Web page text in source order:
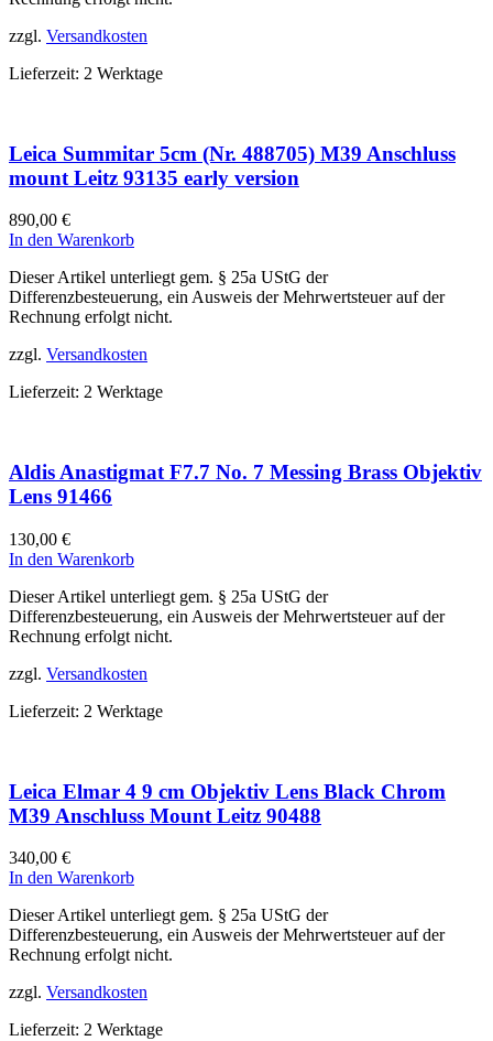
zzgl. Versandkosten
Lieferzeit: 2 Werktage
Leica Summitar 5cm (Nr. 488705) M39 Anschluss
mount Leitz 93135 early version
890,00 €
In den Warenkorb
Dieser Artikel unterliegt gem. § 25a UStG der
Differenzbesteuerung, ein Ausweis der Mehrwertsteuer auf der
Rechnung erfolgt nicht.
zzgl. Versandkosten
Lieferzeit: 2 Werktage
Aldis Anastigmat F7.7 No. 7 Messing Brass Objektiv
Lens 91466
130,00 €
In den Warenkorb
Dieser Artikel unterliegt gem. § 25a UStG der
Differenzbesteuerung, ein Ausweis der Mehrwertsteuer auf der
Rechnung erfolgt nicht.
zzgl. Versandkosten
Lieferzeit: 2 Werktage
Leica Elmar 4 9 cm Objektiv Lens Black Chrom
M39 Anschluss Mount Leitz 90488
340,00 €
In den Warenkorb
Dieser Artikel unterliegt gem. § 25a UStG der
Differenzbesteuerung, ein Ausweis der Mehrwertsteuer auf der
Rechnung erfolgt nicht.
zzgl. Versandkosten
Lieferzeit: 2 Werktage